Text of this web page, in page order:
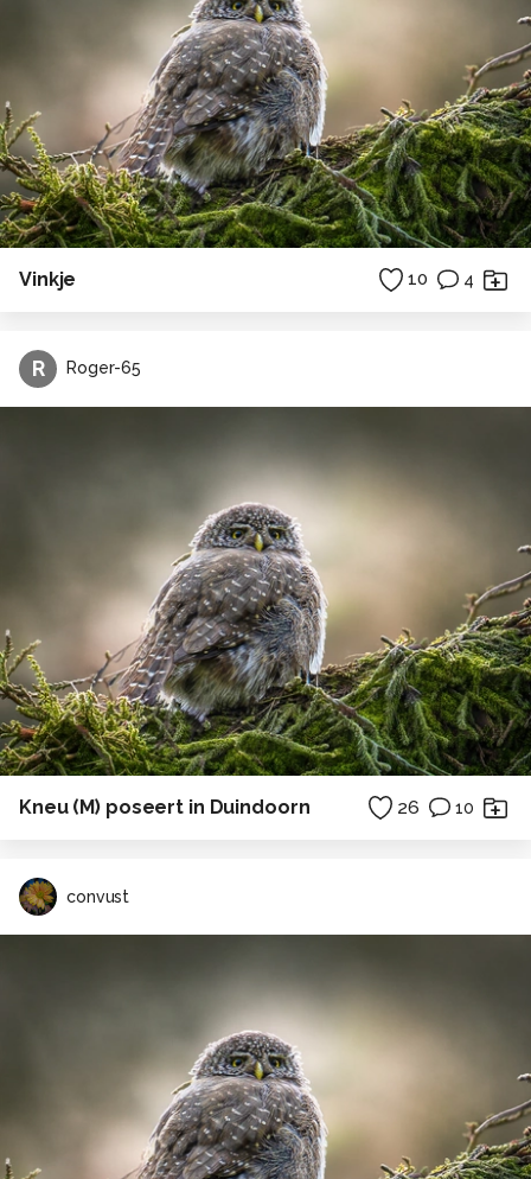
Vinkje 10 4
R Roger-65
Kneu (M) poseert in Duindoorn 26 10
convust